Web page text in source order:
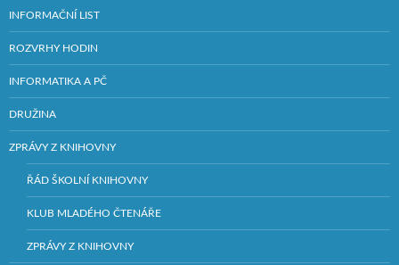
INFORMAČNÍ LIST
ROZVRHY HODIN
INFORMATIKA A PČ
DRUŽINA
ZPRÁVY Z KNIHOVNY
ŘÁD ŠKOLNÍ KNIHOVNY
KLUB MLADÉHO ČTENÁŘE
ZPRÁVY Z KNIHOVNY